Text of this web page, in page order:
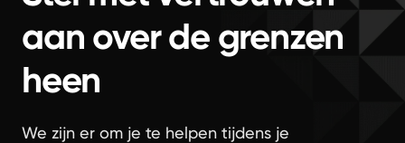
aan over de grenzen
heen
We zijn er om je te helpen tijdens je